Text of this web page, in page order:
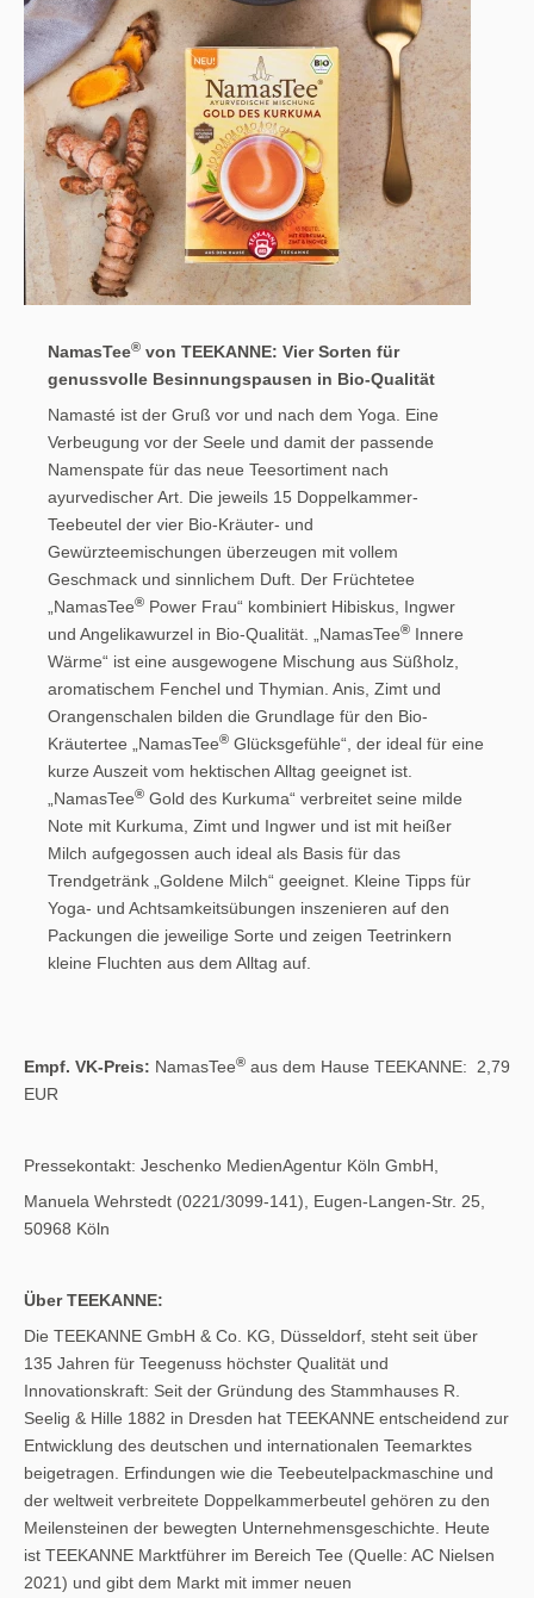
NamasTee® von TEEKANNE: Vier Sorten für
genussvolle Besinnungspausen in Bio-Qualität
Namasté ist der Gruß vor und nach dem Yoga. Eine
Verbeugung vor der Seele und damit der passende
Namenspate für das neue Teesortiment nach
ayurvedischer Art. Die jeweils 15 Doppelkammer-
Teebeutel der vier Bio-Kräuter- und
Gewürzteemischungen überzeugen mit vollem
Geschmack und sinnlichem Duft. Der Früchtetee
„NamasTee® Power Frau“ kombiniert Hibiskus, Ingwer
und Angelikawurzel in Bio-Qualität. „NamasTee® Innere
Wärme“ ist eine ausgewogene Mischung aus Süßholz,
aromatischem Fenchel und Thymian. Anis, Zimt und
Orangenschalen bilden die Grundlage für den Bio-
Kräutertee „NamasTee® Glücksgefühle“, der ideal für eine
kurze Auszeit vom hektischen Alltag geeignet ist.
„NamasTee® Gold des Kurkuma“ verbreitet seine milde
Note mit Kurkuma, Zimt und Ingwer und ist mit heißer
Milch aufgegossen auch ideal als Basis für das
Trendgetränk „Goldene Milch“ geeignet. Kleine Tipps für
Yoga- und Achtsamkeitsübungen inszenieren auf den
Packungen die jeweilige Sorte und zeigen Teetrinkern
kleine Fluchten aus dem Alltag auf.
Empf. VK-Preis: NamasTee® aus dem Hause TEEKANNE: 2,79
EUR
Pressekontakt: Jeschenko MedienAgentur Köln GmbH,
Manuela Wehrstedt (0221/3099-141), Eugen-Langen-Str. 25,
50968 Köln
Über TEEKANNE:
Die TEEKANNE GmbH & Co. KG, Düsseldorf, steht seit über
135 Jahren für Teegenuss höchster Qualität und
Innovationskraft: Seit der Gründung des Stammhauses R.
Seelig & Hille 1882 in Dresden hat TEEKANNE entscheidend zur
Entwicklung des deutschen und internationalen Teemarktes
beigetragen. Erfindungen wie die Teebeutelpackmaschine und
der weltweit verbreitete Doppelkammerbeutel gehören zu den
Meilensteinen der bewegten Unternehmensgeschichte. Heute
ist TEEKANNE Marktführer im Bereich Tee (Quelle: AC Nielsen
2021) und gibt dem Markt mit immer neuen